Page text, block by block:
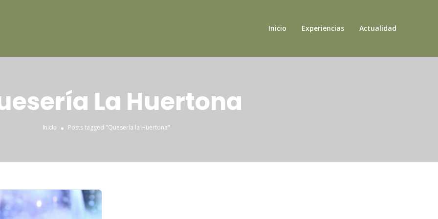
Inicio Experiencias Actualidad
La Huertona
Inicio Posts tagged "Quesería la Huertona"